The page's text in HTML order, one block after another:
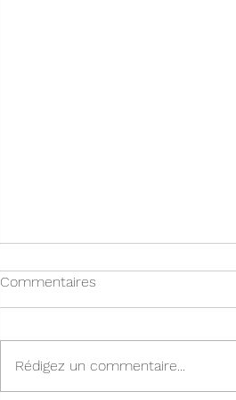
La plus grande d’Europe
Commentaires
Rédigez un commentaire...